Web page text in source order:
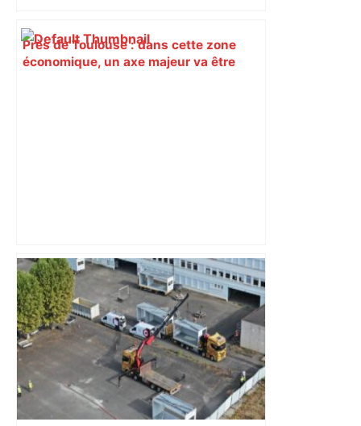
Près de Toulouse : dans cette zone
économique, un axe majeur va être
Bilan du marché du logement neuf :
une lueur d'espoir pour l'immobilier à
Toulouse ? – Actu.fr